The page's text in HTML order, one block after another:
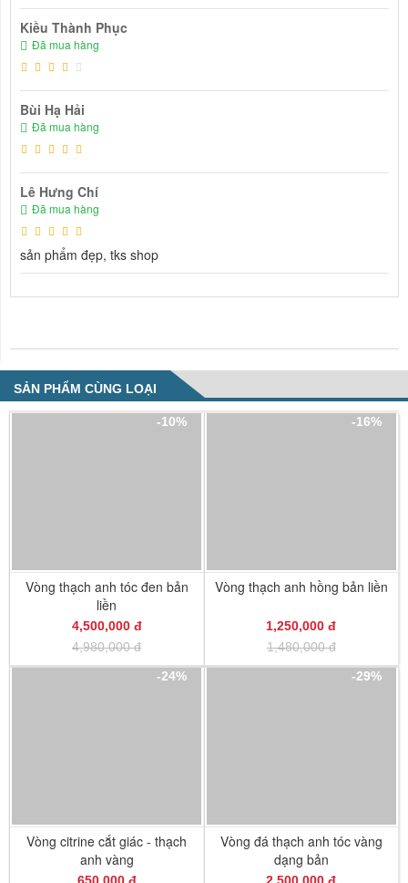
Kiều Thành Phục
Đã mua hàng
Bùi Hạ Hải
Đã mua hàng
Lê Hưng Chí
Đã mua hàng
sản phẩm đẹp, tks shop
SẢN PHẨM CÙNG LOẠI
-10%
Vòng thạch anh tóc đen bản
liền
4,500,000 đ
4,980,000 đ
-16%
Vòng thạch anh hồng bản liền
1,250,000 đ
1,480,000 đ
-24%
Vòng citrine cắt giác - thạch
anh vàng
-29%
Vòng đá thạch anh tóc vàng
dạng bản